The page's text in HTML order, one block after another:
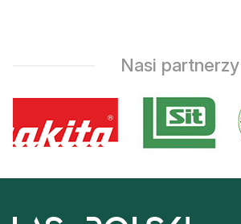
Nasi partnerzy